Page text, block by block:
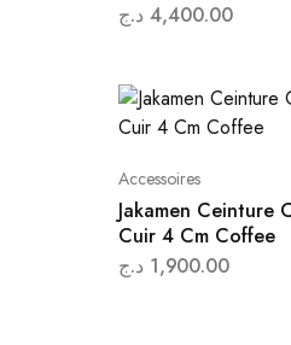
4,400.00 د.ج
Accessoires
Jakamen Ceinture
Cuir 4 Cm Coffee
1,900.00 د.ج